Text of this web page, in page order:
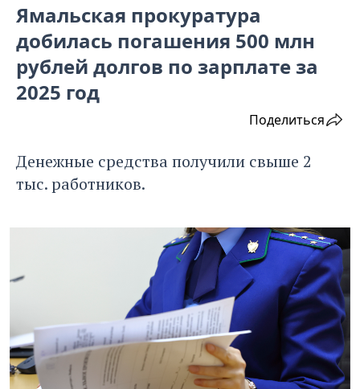
Ямальская прокуратура
добилась погашения 500 млн
рублей долгов по зарплате за
2025 год
Поделиться
Денежные средства получили свыше 2
тыс. работников.